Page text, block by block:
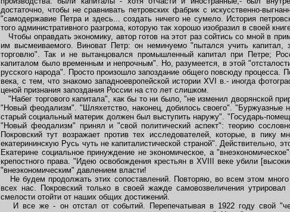
достаточно, чтобы не сравнивать петровских фабрик с искусственно-
"самодержавие Петра и здесь... создать ничего не сумело. История
того административного разгрома, которую так хорошо изобразил в своей
Чтобы оправдать экономику, автор готов на этот раз сойтись со мной в
им высмеиваемого. Виноват Петр: он неминуемо "пытался учить
торговлю". Так и не вытанцовался промышленный капитал при Петре;
капиталом было временным и непрочным". Но, разумеется, в этой
русского народа". Просто произошло запоздание общего повсюду процесса.
века, с тем, что знакомо западноевропейской истории XVI в.- иногда
ценой признания запоздания России на сто лет слишком.
"Набег торгового капитала", как бы то ни было, "не изменил дворянской
"Новый феодализм". "Шляхетство, наконец, добилось своего". "Буржуазные
старый социальный материк должен был выступить наружу". "Государь-
"Новый феодализм" принял и "свой политический аспект": теорию
Покровский тут возражает против тех исследователей, которые, в пику
екатерининскую Русь чуть не капиталистической страной".
Екатерине социальное принуждение не экономическое, а
крепостного права. "Идею освобождения крестьян в XVIII веке убили
"внеэкономическим" давлением власти!
Не будем продолжать этих сопоставлений. Повторяю, во всем этом
всех нас. Покровский только в своей жажде самовозвеличения
смелости отойти от наших общих достижений.
И все же - он отстал от событий. Перепечатывая в 1922 году свой